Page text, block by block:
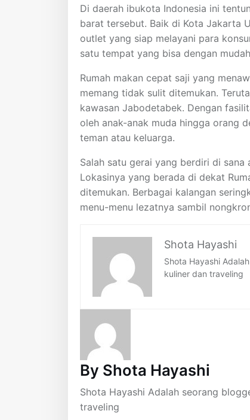
Di daerah ibukota Indonesia ini
barat tersebut. Baik di Kota Jakarta
outlet yang siap melayani para
satu tempat yang bisa dengan
Rumah makan cepat saji yang
memang tidak sulit ditemukan.
kawasan Jabodetabek. Dengan
oleh anak-anak muda hingga orang
teman atau keluarga.
Salah satu gerai yang berdiri di
Lokasinya yang berada di dekat
ditemukan. Berbagai kalangan
menu-menu lezatnya sambil
Shota Hayashi
Shota Hayashi
kuliner dan traveling
By Shota Hayashi
Shota Hayashi Adalah seorang
traveling